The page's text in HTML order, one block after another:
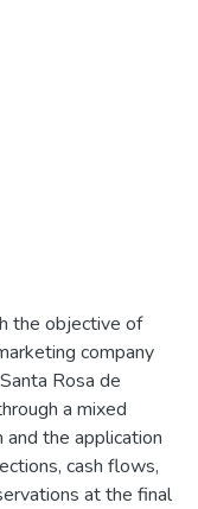
the objective of
company
Rosa de
a mixed
the application
cash flows,
at the final